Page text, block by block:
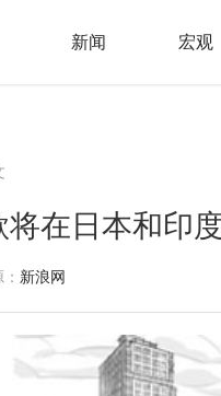
新闻 宏观
在日本和印
新浪网